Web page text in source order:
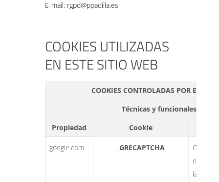
E-mail: rgpd@ppadilla.es
COOKIES UTILIZADAS
EN ESTE SITIO WEB
COOKIES CONTROLADAS POR EL
Técnicas y funcionales
Propiedad
Cookie
google.com _GRECAPTCHA
Cookie
la